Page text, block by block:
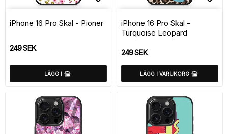
Lägg till i favoritlistan
iPhone 16 Pro Skal - Pioner
249 SEK
LÄGG I
iPhone 16 Pro Skal -
Turquoise Leopard
249 SEK
LÄGG I VARUKORG